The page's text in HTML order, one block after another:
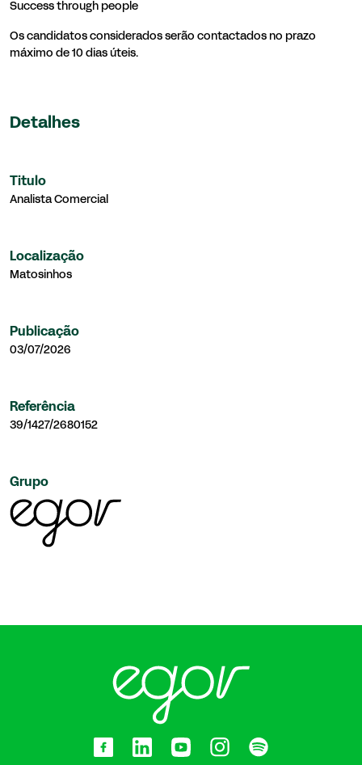
Success through people
Os candidatos considerados serão contactados no prazo
máximo de 10 dias úteis.
Detalhes
Titulo
Analista Comercial
Localização
Matosinhos
Publicação
03/07/2026
Referência
39/1427/2680152
Grupo